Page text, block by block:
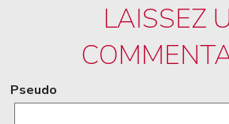
LAISSEZ
Pseudo